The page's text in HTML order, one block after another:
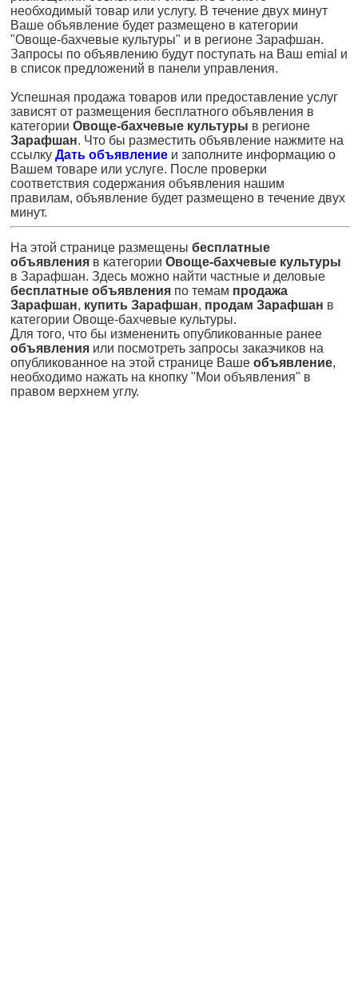
необходимый товар или услугу. В течение двух минут
Ваше объявление будет размещено в категории
"Овоще-бахчевые культуры" и в регионе Зарафшан.
Запросы по объявлению будут поступать на Ваш emial и
в список предложений в панели управления.
Успешная продажа товаров или предоставление услуг
зависят от размещения бесплатного объявления в
категории Овоще-бахчевые культуры в регионе
Зарафшан. Что бы разместить объявление нажмите на
ссылку Дать объявление и заполните информацию о
Вашем товаре или услуге. После проверки
соответствия содержания объявления нашим
правилам, объявление будет размещено в течение двух
минут.
На этой странице размещены бесплатные
объявления в категории Овоще-бахчевые культуры
в Зарафшан. Здесь можно найти частные и деловые
бесплатные объявления по темам продажа
Зарафшан, купить Зарафшан, продам Зарафшан в
категории Овоще-бахчевые культуры.
Для того, что бы измененить опубликованные ранее
объявления или посмотреть запросы заказчиков на
опубликованное на этой странице Ваше объявление,
необходимо нажать на кнопку "Мои объявления" в
правом верхнем углу.